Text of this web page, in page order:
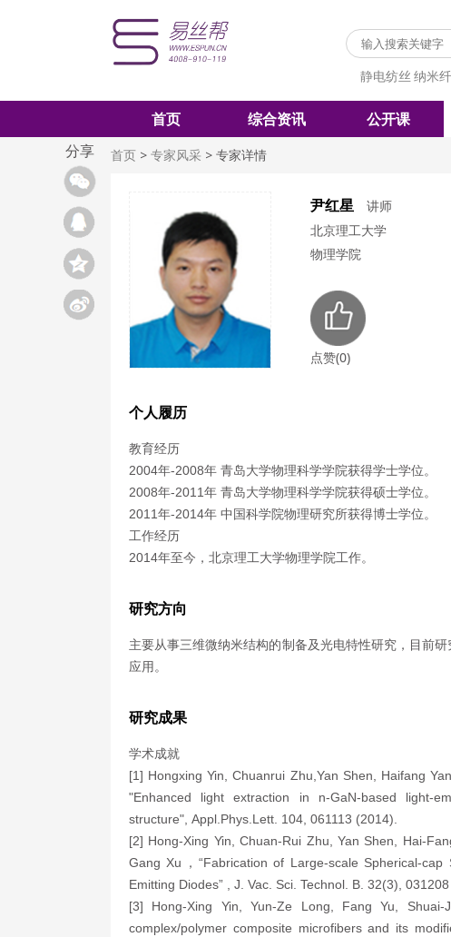
静电纺丝 纳米
首页 综合资讯 公开课
首页 > 专家风采 > 专家详情
尹红星
讲师
北京理工大学
物理学院
点赞(0)
个人履历
教育经历
2004年-2008年 青岛大学物理科学学院获得学士学位。
2008年-2011年 青岛大学物理科学学院获得硕士学位。
2011年-2014年 中国科学院物理研究所获得博士学位。
工作经历
2014年至今，北京理工大学物理学院工作。
研究方向
主要从事三维微纳米结构的制备及光电特性研究，目前
应用。
研究成果
学术成就
[1] Hongxing Yin, Chuanrui Zhu,Yan Shen, Haifang
"Enhanced light extraction in n-GaN-based light-
structure", Appl.Phys.Lett. 104, 061113 (2014).
[2] Hong-Xing Yin, Chuan-Rui Zhu, Yan Shen, Hai-
Gang Xu，“Fabrication of Large-scale Spherical-
Emitting Diodes” , J. Vac. Sci. Technol. B. 32(3), 031208
[3] Hong-Xing Yin, Yun-Ze Long, Fang Yu,
complex/polymer composite microfibers and its
分享